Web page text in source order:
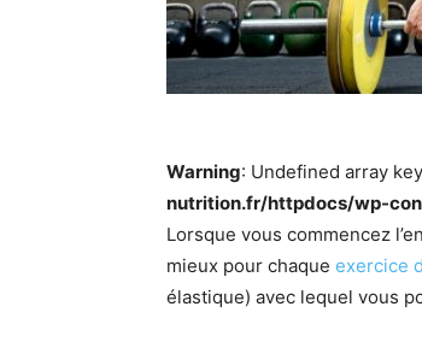
Warning: Undefined array
nutrition.fr/httpdocs/wp-
Lorsque vous commencez
mieux pour chaque exercice
élastique) avec lequel vous